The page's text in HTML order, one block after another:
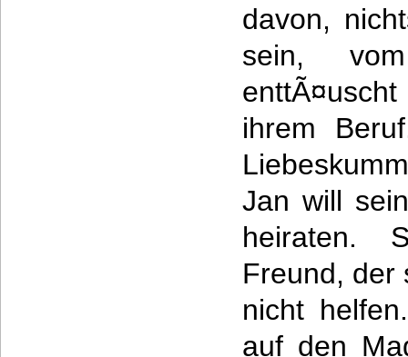
davon,
sein,
ihrem
Jan will
heiraten.
Freund, der
nicht
auf den